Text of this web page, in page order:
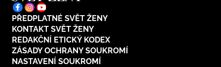
PŘEDPLATNÉ SVĚT ŽENY
KONTAKT SVĚT ŽENY
REDAKČNÍ ETICKÝ KODEX
ZÁSADY OCHRANY SOUKROMÍ
NASTAVENÍ SOUKROMÍ